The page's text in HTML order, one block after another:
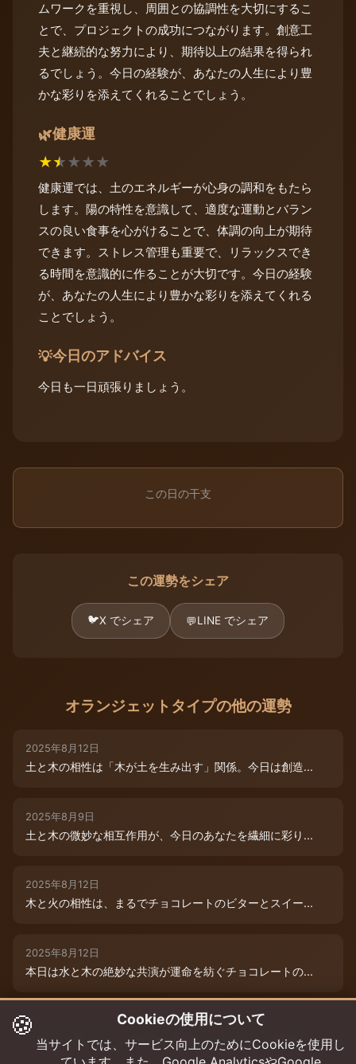
ムワークを重視し、周囲との協調性を大切にするこ
とで、プロジェクトの成功につながります。創意工
夫と継続的な努力により、期待以上の結果を得られ
るでしょう。今日の経験が、あなたの人生により豊
かな彩りを添えてくれることでしょう。
🌿健康運
★★★★★
健康運では、土のエネルギーが心身の調和をもたら
します。陽の特性を意識して、適度な運動とバラン
スの良い食事を心がけることで、体調の向上が期待
できます。ストレス管理も重要で、リラックスでき
る時間を意識的に作ることが大切です。今日の経験
が、あなたの人生により豊かな彩りを添えてくれる
ことでしょう。
💡今日のアドバイス
今日も一日頑張りましょう。
この日の干支
この運勢をシェア
🐦X でシェア 💬LINE でシェア
オランジェットタイプの他の運勢
2025年8月12日
土と木の相性は「木が土を生み出す」関係。今日は創造...
2025年8月9日
土と木の微妙な相互作用が、今日のあなたを繊細に彩り...
2025年8月12日
木と火の相性は、まるでチョコレートのビターとスイー...
2025年8月12日
本日は水と木の絶妙な共演が運命を紡ぐチョコレートの...
2025年8月12日
本日は、燃えるような情熱と成長のエネルギーが交差す...
🍪 Cookieの使用について
当サイトでは、サービス向上のためにCookieを使用し